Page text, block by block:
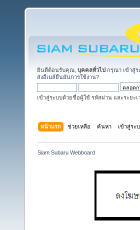
ยินดีต้อนรับคุณ, บุคคลทั่วไป กรุณา เข้าสู่
ส่งอีเมล์ยืนยันการใช้งาน?
เข้าสู่ระบบด้วยชื่อผู้ใช้ รหัสผ่าน และระยะ
หน้าแรก ช่วยเหลือ ค้นหา เข้าสู่ระ
Siam Subaru Webboard